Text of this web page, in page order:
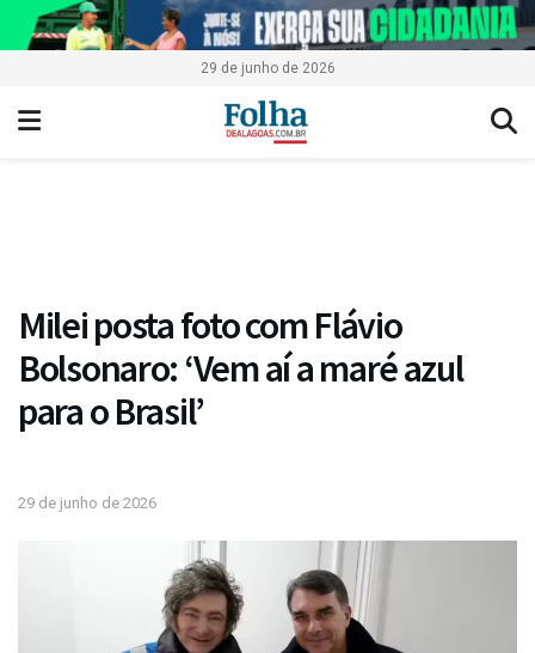
29 de junho de 2026
Milei posta foto com Flávio
Bolsonaro: ‘Vem aí a maré azul
para o Brasil’
29 de junho de 2026